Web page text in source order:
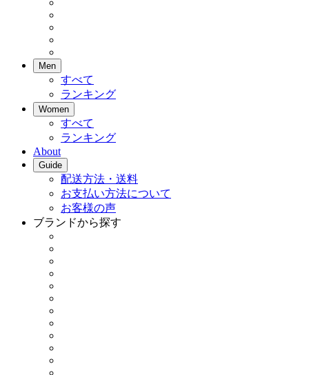
Men
すべて
ランキング
Women
すべて
ランキング
About
Guide
配送方法・送料
お支払い方法について
お客様の声
ブランドから探す